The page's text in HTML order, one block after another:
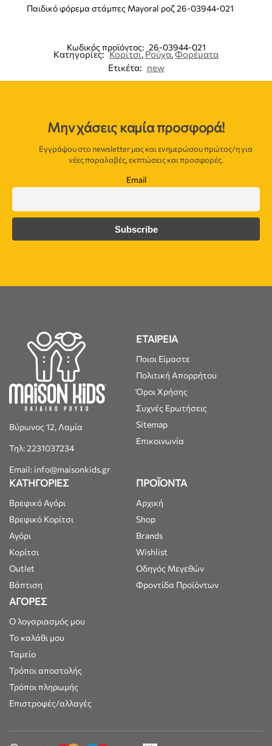
Παιδικό φόρεμα στάμπες Mayoral ροζ 26-03944-021
Κωδικός προϊόντος: 26-03944-021
Κατηγορίες: Κορίτσι,Ρούχα,Φορέματα
Ετικέτα: new
Μην χάσεις καμία προσφορά!
Εγγράψου στο newsletter μας και ενημερώσου πρώτος/η για
νέες παραλαβές, εκπτώσεις και προσφορές.
Email
Βύρωνος 12, Λαμία
Τηλ: 2231037234
Email: info@maisonkids.gr
ΕΤΑΙΡΕΙΑ
Ποιοι Είμαστε
Πολιτική Απορρήτου
Όροι Χρήσης
Συχνές Ερωτήσεις
Sitemap
Επικοινωνία
ΚΑΤΗΓΟΡΙΕΣ
Βρεφικό Αγόρι
Βρεφικό Κορίτσι
Αγόρι
Κορίτσι
Outlet
Βάπτιση
ΠΡΟΪΟΝΤΑ
Αρχική
Shop
Brands
Wishlist
Οδηγός Μεγεθών
Φροντίδα Προϊόντων
ΑΓΟΡΕΣ
Ο λογαριασμός μου
Το καλάθι μου
Ταμείο
Τρόποι αποστολής
Τρόποι πληρωμής
Επιστροφές/αλλαγές